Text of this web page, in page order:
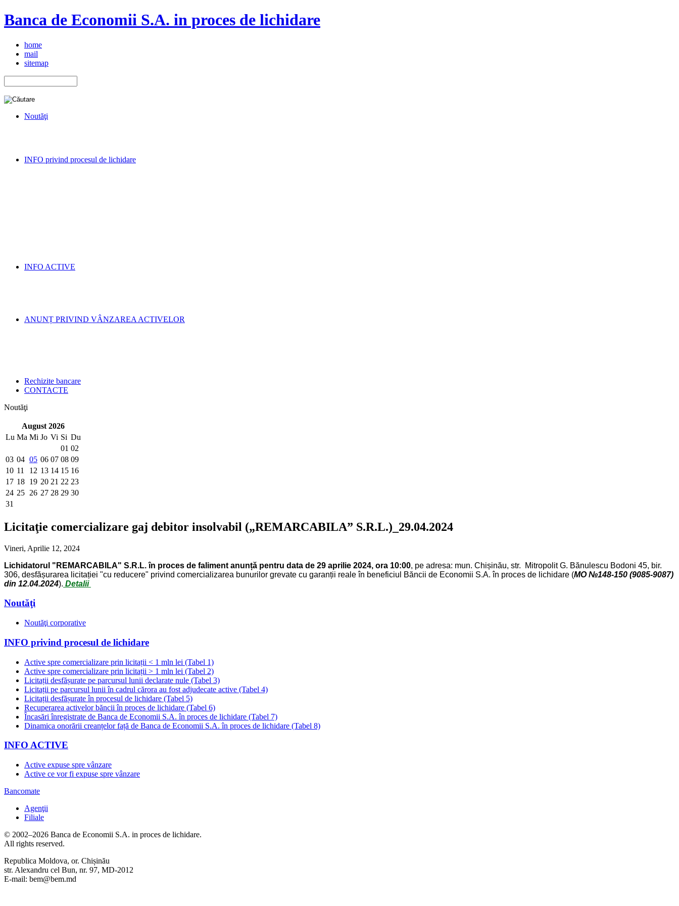
Banca de Economii S.A. in proces de lichidare
home
mail
sitemap
Noutăţi
INFO privind procesul de lichidare
INFO ACTIVE
ANUNȚ PRIVIND VÂNZAREA ACTIVELOR
Rechizite bancare
CONTACTE
Noutăţi
August 2026
Lu Ma Mi Jo Vi Si Du
01 02
03 04 05 06 07 08 09
10 11 12 13 14 15 16
17 18 19 20 21 22 23
24 25 26 27 28 29 30
31
Licitaţie comercializare gaj debitor insolvabil („REMARCABILA” S.R.L.)_29.04.2024
Vineri, Aprilie 12, 2024
Lichidatorul "REMARCABILA" S.R.L. în proces de faliment anunță pentru data de 29 aprilie 2024, ora 10:00, pe adresa: mun. Chișinău, str. Mitropolit G. Bănulescu Bodoni 45, bir.
306, desfășurarea licitației "cu reducere" privind comercializarea bunurilor grevate cu garanții reale în beneficiul Băncii de Economii S.A. în proces de lichidare (MO №148-150 (9085-9087)
din 12.04.2024). Detalii
Noutăţi
Noutăţi corporative
INFO privind procesul de lichidare
Active spre comercializare prin licitații < 1 mln lei (Tabel 1)
Active spre comercializare prin licitații > 1 mln lei (Tabel 2)
Licitații desfășurate pe parcursul lunii declarate nule (Tabel 3)
Licitații pe parcursul lunii în cadrul cărora au fost adjudecate active (Tabel 4)
Licitații desfășurate în procesul de lichidare (Tabel 5)
Recuperarea activelor băncii în proces de lichidare (Tabel 6)
Încasări înregistrate de Banca de Economii S.A. în proces de lichidare (Tabel 7)
Dinamica onorării creanțelor față de Banca de Economii S.A. în proces de lichidare (Tabel 8)
INFO ACTIVE
Active expuse spre vânzare
Active ce vor fi expuse spre vânzare
Bancomate
Agenţii
Filiale
© 2002–2026 Banca de Economii S.A. in proces de lichidare.
All rights reserved.
Republica Moldova, or. Chișinău
str. Alexandru cel Bun, nr. 97, MD-2012
E-mail: bem@bem.md